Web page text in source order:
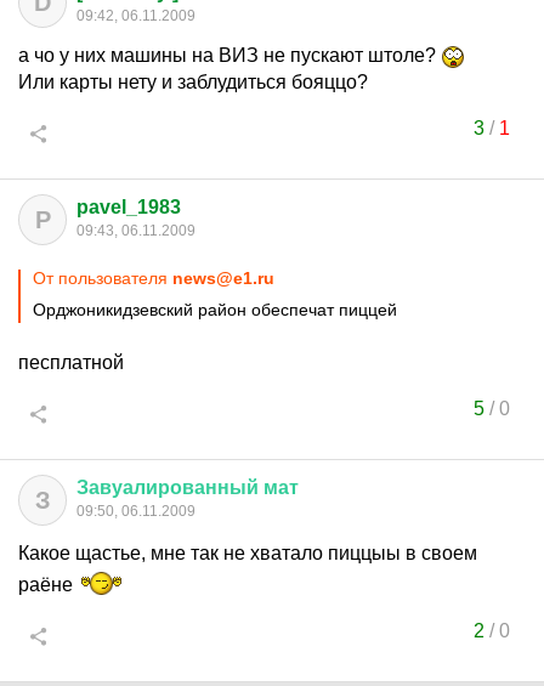
09:42, 06.11.2009
а чо у них машины на ВИЗ не пускают штоле?
Или карты нету и заблудиться бояццо?
3/ 1
P pavel_1983
09:43, 06.11.2009
От пользователя news@e1.ru
Орджоникидзевский район обеспечат пиццей
песплатной
5/0
З Завуалированный мат
09:50, 06.11.2009
Какое щастье, мне так не хватало пиццыы в своем
раёне
2 /0